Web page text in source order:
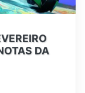
DA